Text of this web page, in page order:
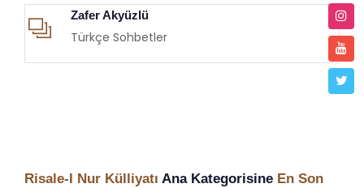
Zafer Akyüzlü
Türkçe Sohbetler
Risale-I Nur Külliyatı Ana Kategorisine En Son